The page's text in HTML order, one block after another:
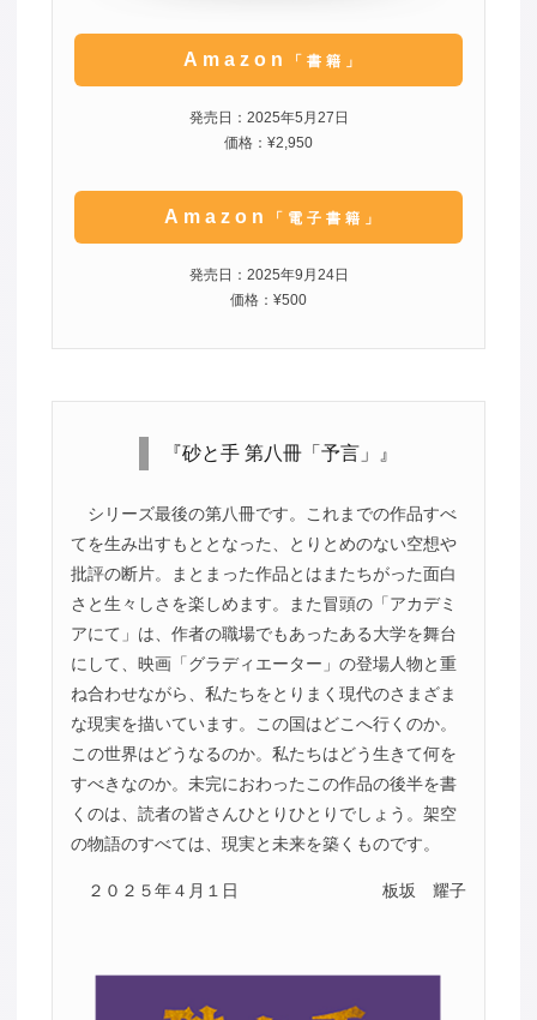
Amazon 「書籍」
発売日：2025年5月27日
価格：¥2,950
Amazon 「電子書籍」
発売日：2025年9月24日
価格：¥500
『砂と手 第八冊「予言」』
シリーズ最後の第八冊です。これまでの作品すべ
てを生み出すもととなった、とりとめのない空想や
批評の断片。まとまった作品とはまたちがった面白
さと生々しさを楽しめます。また冒頭の「アカデミ
アにて」は、作者の職場でもあったある大学を舞台
にして、映画「グラディエーター」の登場人物と重
ね合わせながら、私たちをとりまく現代のさまざま
な現実を描いています。この国はどこへ行くのか。
この世界はどうなるのか。私たちはどう生きて何を
すべきなのか。未完におわったこの作品の後半を書
くのは、読者の皆さんひとりひとりでしょう。架空
の物語のすべては、現実と未来を築くものです。
２０２５年４月１日 板坂 耀子